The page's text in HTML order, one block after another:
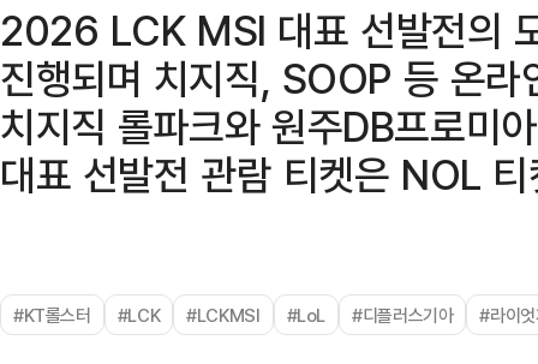
2026 LCK MSI 대표 선발전의
진행되며 치지직, SOOP 등 온
치지직 롤파크와 원주DB프로미
대표 선발전 관람 티켓은 NOL
#KT롤스터 #LCK #LCKMSI #LoL #디플러스기아 #라이